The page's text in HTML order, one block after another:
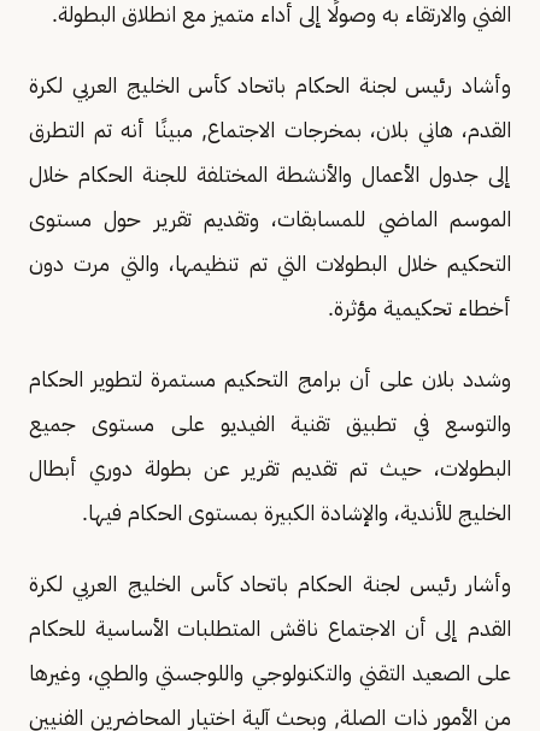
الفني والارتقاء به وصولًا إلى أداء متميز مع انطلاق البطولة.
وأشاد رئيس لجنة الحكام باتحاد كأس الخليج العربي لكرة
القدم، هاني بلان، بمخرجات الاجتماع, مبينًا أنه تم التطرق
إلى جدول الأعمال والأنشطة المختلفة للجنة الحكام خلال
الموسم الماضي للمسابقات، وتقديم تقرير حول مستوى
التحكيم خلال البطولات التي تم تنظيمها، والتي مرت دون
أخطاء تحكيمية مؤثرة.
وشدد بلان على أن برامج التحكيم مستمرة لتطوير الحكام
والتوسع في تطبيق تقنية الفيديو على مستوى جميع
البطولات، حيث تم تقديم تقرير عن بطولة دوري أبطال
الخليج للأندية، والإشادة الكبيرة بمستوى الحكام فيها.
وأشار رئيس لجنة الحكام باتحاد كأس الخليج العربي لكرة
القدم إلى أن الاجتماع ناقش المتطلبات الأساسية للحكام
على الصعيد التقني والتكنولوجي واللوجستي والطبي، وغيرها
من الأمور ذات الصلة, وبحث آلية اختيار المحاضرين الفنيين